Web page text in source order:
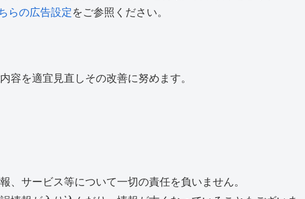
らの広告設定 をご参照ください。
容を適宜見直しその改善に努めます。
サービス等について一切の責任を負いません。